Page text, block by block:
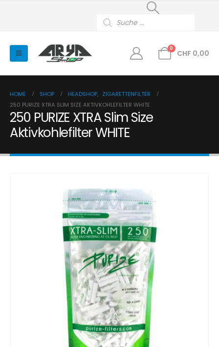
search
0
CHF 0,00
HOME SHOP HEADSHOP, ZIGARETTENFILTER
250 PURIZE XTRA SLIM SIZE AKTIVKOHLEFILTER WHITE
250 PURIZE XTRA Slim Size
Aktivkohlefilter WHITE